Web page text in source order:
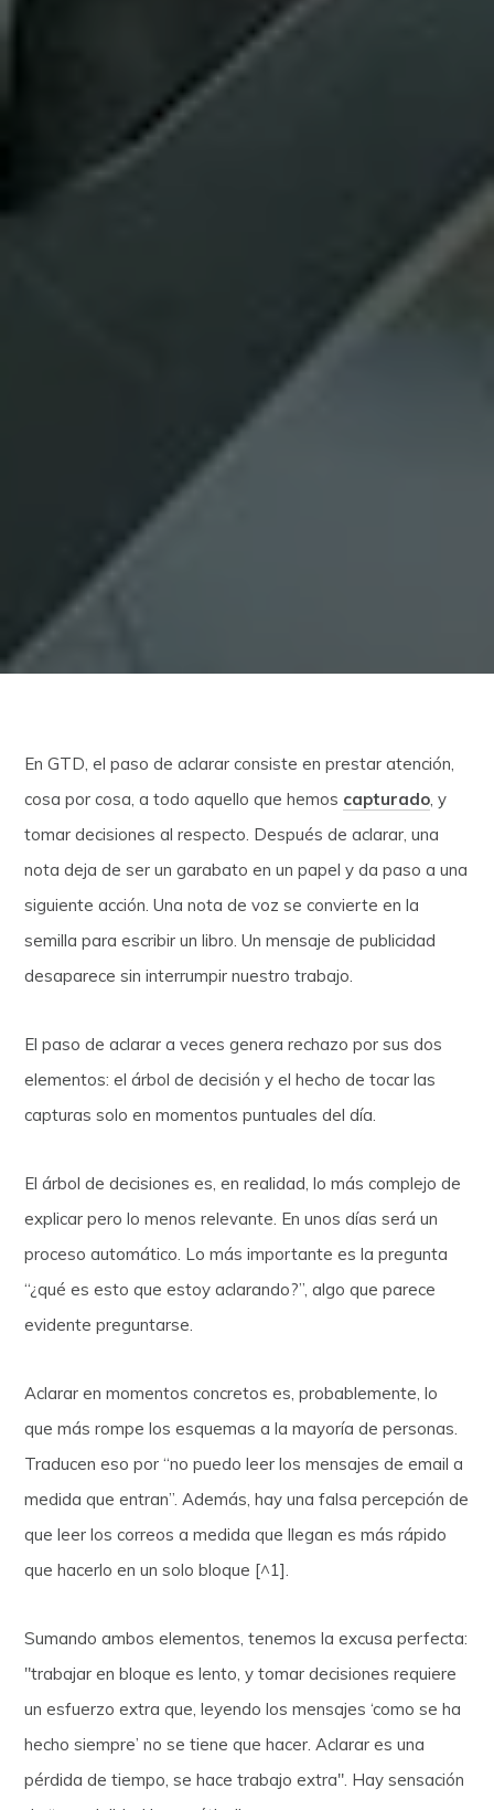
En GTD, el paso de aclarar consiste en prestar atención,
cosa por cosa, a todo aquello que hemos capturado , y
tomar decisiones al respecto. Después de aclarar, una
nota deja de ser un garabato en un papel y da paso a una
siguiente acción. Una nota de voz se convierte en la
semilla para escribir un libro. Un mensaje de publicidad
desaparece sin interrumpir nuestro trabajo.
El paso de aclarar a veces genera rechazo por sus dos
elementos: el árbol de decisión y el hecho de tocar las
capturas solo en momentos puntuales del día.
El árbol de decisiones es, en realidad, lo más complejo de
explicar pero lo menos relevante. En unos días será un
proceso automático. Lo más importante es la pregunta
“¿qué es esto que estoy aclarando?”, algo que parece
evidente preguntarse.
Aclarar en momentos concretos es, probablemente, lo
que más rompe los esquemas a la mayoría de personas.
Traducen eso por “no puedo leer los mensajes de email a
medida que entran”. Además, hay una falsa percepción de
que leer los correos a medida que llegan es más rápido
que hacerlo en un solo bloque [^1].
Sumando ambos elementos, tenemos la excusa perfecta:
"trabajar en bloque es lento, y tomar decisiones requiere
un esfuerzo extra que, leyendo los mensajes ‘como se ha
hecho siempre’ no se tiene que hacer. Aclarar es una
pérdida de tiempo, se hace trabajo extra". Hay sensación